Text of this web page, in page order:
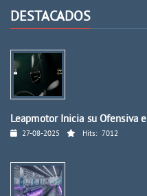
DESTACADOS
Leapmotor Inicia su Ofensiva
27-08-2025 Hits: 7012